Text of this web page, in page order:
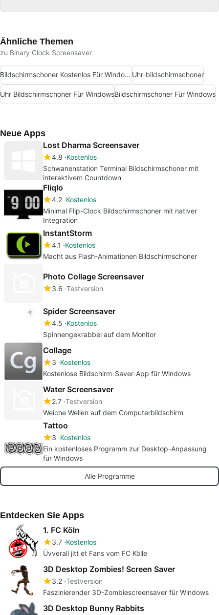
Ähnliche Themen
zu Binary Clock Screensaver
Bildschirmschoner Kostenlos Für Windows Uhr-bildschirmschoner
Uhr Bildschirmschoner Für WindowsBildschirmschoner Für Windows
Neue Apps
Lost Dharma Screensaver
4.8 Kostenlos
Schwanenstation Terminal Bildschirmschoner mit
interaktivem Countdown
Fliqlo
4.2 Kostenlos
Minimal Flip-Clock Bildschirmschoner mit nativer
Integration
InstantStorm
4.1
Kostenlos
Macht aus Flash-Animationen Bildschirmschoner
Photo Collage Screensaver
3.6 Testversion
Spider Screensaver
4.5 Kostenlos
Spinnengekrabbel auf dem Monitor
Collage
3 Kostenlos
Kostenlose Bildschirm-Saver-App für Windows
Water Screensaver
2.7 Testversion
Weiche Wellen auf dem Computerbildschirm
Tattoo
3 Kostenlos
Ein kostenloses Programm zur Desktop-Anpassung
für Windows
Alle Programme
Entdecken Sie Apps
1. FC Köln
3.7 Kostenlos
Üvverall jitt et Fans vom FC Kölle
3D Desktop Zombies! Screen Saver
3.2 Testversion
Faszinierender 3D-Zombiescreensaver für Windows
3D Desktop Bunny Rabbits